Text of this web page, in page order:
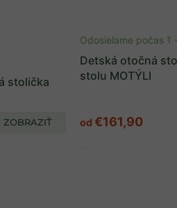
stolička
ZOBRAZIŤ
Detská otočná
stolu MOTÝLI
Odosielame počas 1
od €161,90